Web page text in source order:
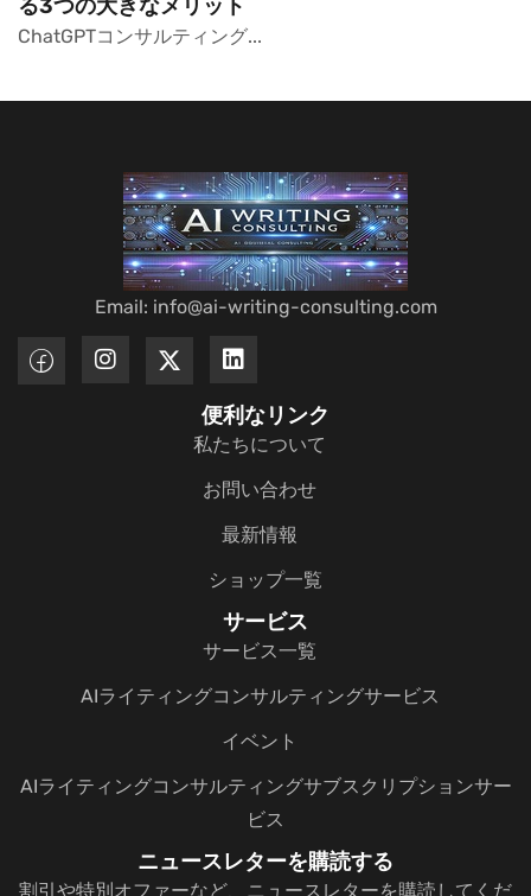
る3つの大きなメリット
ChatGPTコンサルティング...
Email: info@ai-writing-consulting.com
便利なリンク
私たちについて
お問い合わせ
最新情報
ショップ一覧
サービス
サービス一覧
AIライティングコンサルティングサービス
イベント
AIライティングコンサルティングサブスクリプションサー
ビス
ニュースレターを購読する
割引や特別オファーなど、ニュースレターを購読してくだ